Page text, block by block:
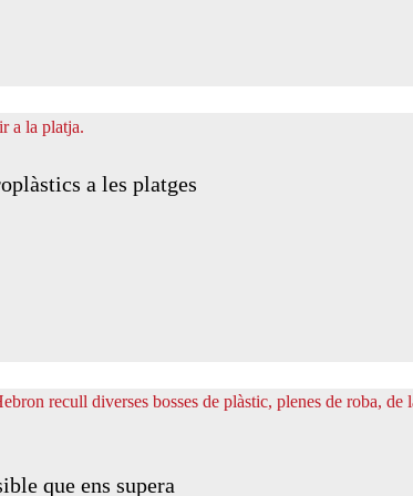
a les platges
que ens supera